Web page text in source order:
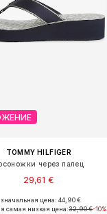
TOMMY HILFIGER
через палец
29,61 €
размеры: 36, 37, 38, 39, 40
цена: 44,90 €
самая низкая цена:32,90 €-10%